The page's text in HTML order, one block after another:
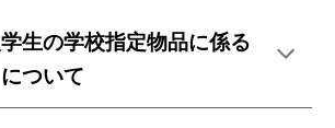
生の学校指定物品に係る
ついて